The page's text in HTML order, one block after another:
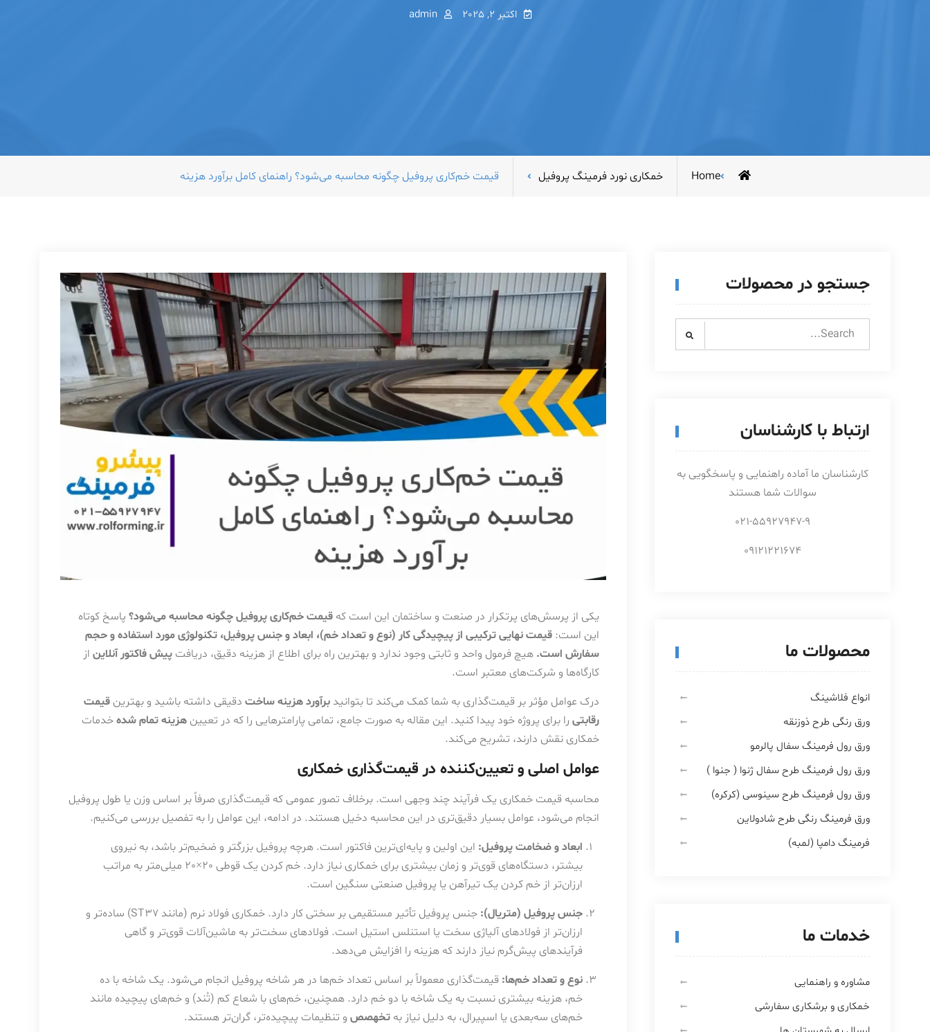
اکتبر 2, 2025 admin
Home خمکاری نورد فرمینگ پروفیل قیمت خم‌کاری پروفیل چگونه محاسبه می‌شود؟ راهنمای کامل برآورد هزینه
یکی از پرسش‌های پرتکرار در صنعت و ساختمان این است که قیمت خم‌کاری پروفیل چگونه محاسبه می‌شود؟ پاسخ کوتاه
این است: قیمت نهایی ترکیبی از پیچیدگی کار (نوع و تعداد خم)، ابعاد و جنس پروفیل، تکنولوژی مورد استفاده و حجم
سفارش است. هیچ فرمول واحد و ثابتی وجود ندارد و بهترین راه برای اطلاع از هزینه دقیق، دریافت پیش فاکتور آنلاین از
کارگاه‌ها و شرکت‌های معتبر است.
درک عوامل مؤثر بر قیمت‌گذاری به شما کمک می‌کند تا بتوانید برآورد هزینه ساخت دقیقی داشته باشید و بهترین قیمت
رقابتی را برای پروژه خود پیدا کنید. این مقاله به صورت جامع، تمامی پارامترهایی را که در تعیین هزینه تمام شدهخدمات
خمکاری نقش دارند، تشریح می‌کند.
عوامل اصلی و تعیین‌کننده در قیمت‌گذاری خمکاری
محاسبه قیمت خمکاری یک فرآیند چند وجهی است. برخلاف تصور عمومی که قیمت‌گذاری صرفاً بر اساس وزن یا طول پروفیل
انجام می‌شود، عوامل بسیار دقیق‌تری در این محاسبه دخیل هستند. در ادامه، این عوامل را به تفصیل بررسی می‌کنیم.
ابعاد و ضخامت پروفیل: این اولین و پایه‌ای‌ترین فاکتور است. هرچه پروفیل بزرگتر و ضخیم‌تر باشد، به نیروی
بیشتر، دستگاه‌های قوی‌تر و زمان بیشتری برای خمکاری نیاز دارد. خم کردن یک قوطی 20×20 میلی‌متر به مراتب
ارزان‌تر از خم کردن یک تیرآهن یا پروفیل صنعتی سنگین است.
جنس پروفیل (متریال):
جنس پروفیل تأثیر مستقیمی بر سختی کار دارد. خمکاری فولاد نرم (مانند ST37) ساده‌تر و
ارزان‌تر از فولادهای آلیاژی سخت یا استنلس استیل است. فولادهای سخت‌تر به ماشین‌آلات قوی‌تر و گاهی
فرآیندهای پیش‌گرم نیاز دارند که هزینه را افزایش می‌دهد.
نوع و تعداد خم‌ها: قیمت‌گذاری معمولاً بر اساس تعداد خم‌ها در هر شاخه پروفیل انجام می‌شود. یک شاخه با ده
خم، هزینه بیشتری نسبت به یک شاخه با دو خم دارد. همچنین، خم‌های با شعاع کم (تُند) و خم‌های پیچیده مانند
خم‌های سه‌بعدی یا اسپیرال، به دلیل نیاز به تخهصص و تنظیمات پیچیده‌تر، گران‌تر هستند.
جستجو در محصولات
Search
ارتباط با کارشناسان
کارشناسان ما آماده راهنمایی و پاسخگویی به
سوالات شما هستند
021-55927947-9
09121221674
محصولات ما
انواع فلاشینگ
ورق رنگی طرح ذوزنقه
ورق رول فرمینگ سفال پالرمو
ورق رول فرمینگ طرح سفال ژنوا ( جنوا )
ورق رول فرمینگ طرح سینوسی (کرکره)
ورق فرمینگ رنگی طرح شادولاین
فرمینگ دامپا (لمبه)
خدمات ما
مشاوره و راهنمایی
خمکاری و برشکاری سفارشی